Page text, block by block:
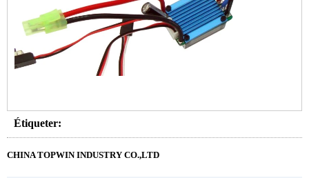
Étiqueter:
CHINA TOPWIN INDUSTRY CO.,LTD